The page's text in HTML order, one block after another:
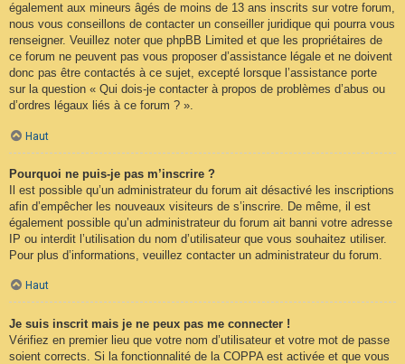
également aux mineurs âgés de moins de 13 ans inscrits sur votre forum,
nous vous conseillons de contacter un conseiller juridique qui pourra vous
renseigner. Veuillez noter que phpBB Limited et que les propriétaires de
ce forum ne peuvent pas vous proposer d’assistance légale et ne doivent
donc pas être contactés à ce sujet, excepté lorsque l’assistance porte
sur la question « Qui dois-je contacter à propos de problèmes d’abus ou
d’ordres légaux liés à ce forum ? ».
Haut
Pourquoi ne puis-je pas m’inscrire ?
Il est possible qu’un administrateur du forum ait désactivé les inscriptions
afin d’empêcher les nouveaux visiteurs de s’inscrire. De même, il est
également possible qu’un administrateur du forum ait banni votre adresse
IP ou interdit l’utilisation du nom d’utilisateur que vous souhaitez utiliser.
Pour plus d’informations, veuillez contacter un administrateur du forum.
Haut
Je suis inscrit mais je ne peux pas me connecter !
Vérifiez en premier lieu que votre nom d’utilisateur et votre mot de passe
soient corrects. Si la fonctionnalité de la COPPA est activée et que vous